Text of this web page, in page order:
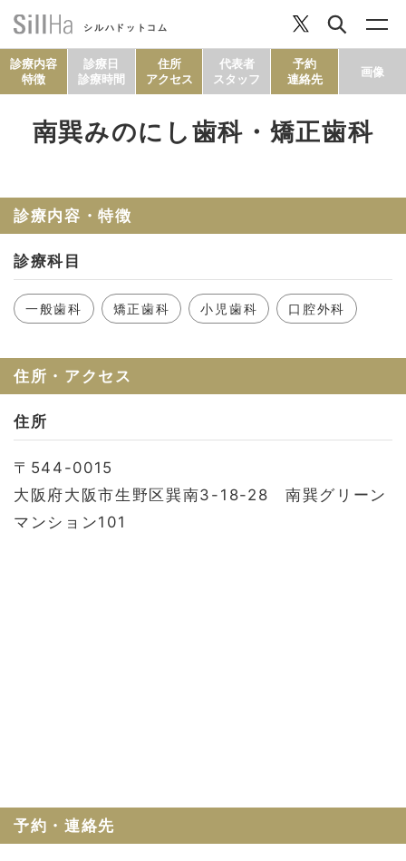
シルハドットコム
セルフチェック
診療内容
特徴
診療日
診療時間
住所
アクセス
代表者
スタッフ
予約
連絡先
画像
南巽みのにし歯科・矯正歯科
診療内容・特徴
診療科目
一般歯科 矯正歯科 小児歯科 口腔外科
住所・アクセス
住所
〒544-0015
大阪府大阪市生野区巽南3-18-28 南巽グリーン
マンション101
予約・連絡先